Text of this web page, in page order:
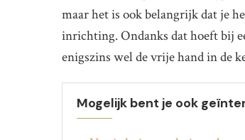
maar het is ook belangrijk dat je
inrichting. Ondanks dat hoeft bij
enigszins wel de vrije hand in de
Mogelijk bent je ook